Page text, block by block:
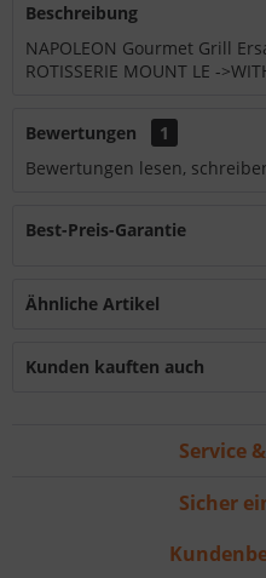
Beschreibung
NAPOLEON Gourmet Grill
ROTISSERIE MOUNT LE -
Bewertungen
1
Bewertungen lesen,
Best-Preis-Garantie
Ähnliche Artikel
Kunden kauften auch
Service
Sicher